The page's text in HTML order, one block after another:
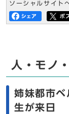
ソーシャルサイト
人・モノ
姉妹都市ベ
生が来日